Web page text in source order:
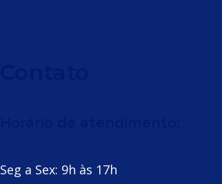
Seg a Sex: 9h às 17h